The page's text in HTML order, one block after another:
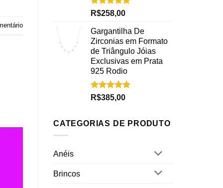
Avaliação
R$258,00
Gargantilha De
Zirconias em Formato
de Triângulo Jóias
Exclusivas em Prata
925 Rodio
Avaliação
R$385,00
CATEGORIAS DE PRODUTO
Anéis
Brincos